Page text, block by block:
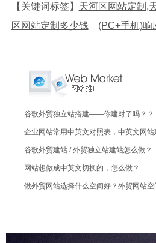
【关键词标签】 天河区网站定制,
区网站定制多少钱
(PC+手机)响
谷歌外贸独立站搭建——你建对了吗？？
企业网站常用中英文对照表，中英文网站
谷歌外贸建站 / 外贸独立站建站怎么做？
网站想做成中英文切换的，怎么做？
做外贸网站选择什么空间好？外贸网站空